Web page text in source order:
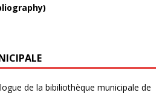
de la bibiliothèque municipale de